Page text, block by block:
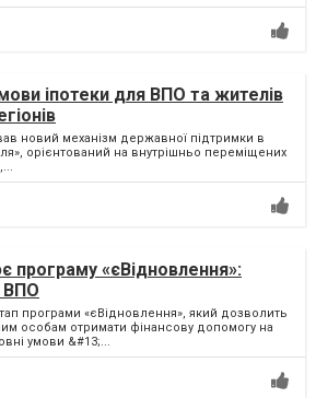
іпотеки для ВПО та жителів
новий механізм державної підтримки в
орієнтований на внутрішньо переміщених
програму «єВідновлення»:
ВПО
програми «єВідновлення», який дозволить
особам отримати фінансову допомогу на
умови &#13;...